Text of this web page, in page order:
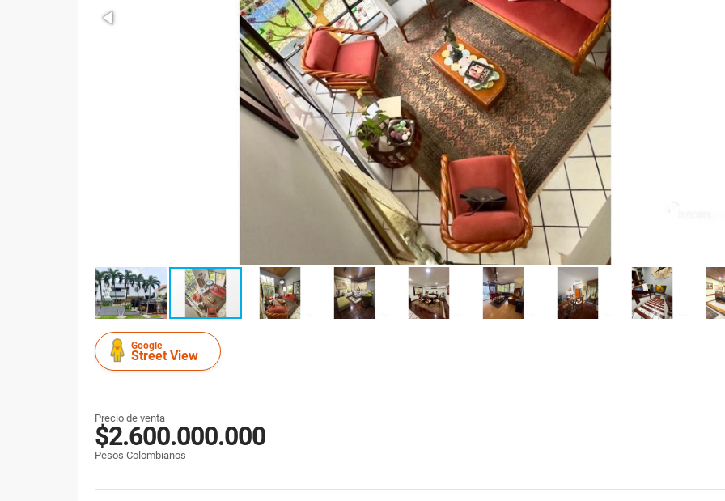
Google
Street View
Precio de venta
$2.600.000.000
Pesos Colombianos